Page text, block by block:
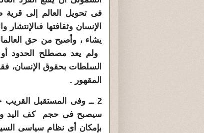
فى تحويل العالم إلى قرية
الإنسان وثقافتها فىالإنتشار
يشاء ، وأصبح من حق العالم
ولم يعد مصطلح الحدود أو
السلطات بحقوق الإنسان،
المقهور .
2 ــ وفى المستقبل
سيصبح فى حجم
كف اليد
بإمكان أى نظام سياسى